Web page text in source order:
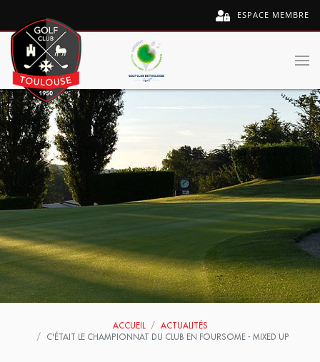
ESPACE MEMBRE
ACCUEIL
ACTUALITÉS
C'ÉTAIT LE CHAMPIONNAT DU CLUB EN FOURSOME - MIXED UP